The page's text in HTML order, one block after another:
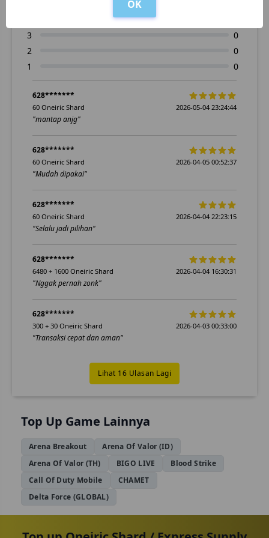
3
0
2
0
1
0
628*******
60 Oneiric Shard 2026-05-04 23:24:44
"mantap anjg"
628*******
60 Oneiric Shard 2026-04-05 00:52:37
"Mudah dipakai"
628*******
60 Oneiric Shard 2026-04-04 22:23:15
"Selalu jadi pilihan"
628*******
6480 + 1600 Oneiric Shard 2026-04-04 16:30:31
"Nggak pernah zonk"
628*******
300 + 30 Oneiric Shard 2026-04-03 00:33:00
"Transaksi cepat dan aman"
Lihat 16 Ulasan Lagi
Top Up Game Lainnya
Arena Breakout
Arena Of Valor (ID)
Arena Of Valor (TH)
BIGO LIVE
Blood Strike
Call Of Duty Mobile
CHAMET
Delta Force (GLOBAL)
OK